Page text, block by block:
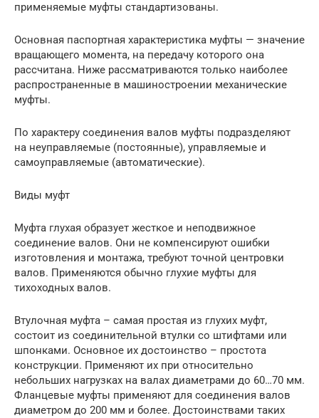
применяемые муфты стандартизованы.
Основная паспортная характеристика муфты — значение
вращающего момента, на передачу которого она
рассчитана. Ниже рассматриваются только наиболее
распространенные в машиностроении механические
муфты.
По характеру соединения валов муфты подразделяют
на неуправляемые (постоянные), управляемые и
самоуправляемые (автоматические).
Виды муфт
Муфта глухая образует жесткое и неподвижное
соединение валов. Они не компенсируют ошибки
изготовления и монтажа, требуют точной центровки
валов. Применяются обычно глухие муфты для
тихоходных валов.
Втулочная муфта – самая простая из глухих муфт,
состоит из соединительной втулки со штифтами или
шпонками. Основное их достоинство – простота
конструкции. Применяют их при относительно
небольших нагрузках на валах диаметрами до 60…70 мм.
Фланцевые муфты применяют для соединения валов
диаметром до 200 мм и более. Достоинствами таких